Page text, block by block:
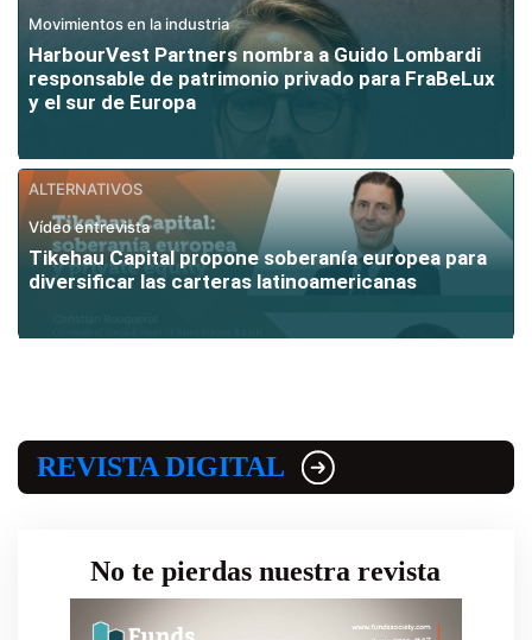
Movimientos en la industria
HarbourVest Partners nombra a Guido Lombardi
responsable de patrimonio privado para FraBeLux
y el sur de Europa
ALTERNATIVOS
Vídeo entrevista
Tikehau Capital propone soberanía europea para
diversificar las carteras latinoamericanas
REVISTA DIGITAL
No te pierdas nuestra revista